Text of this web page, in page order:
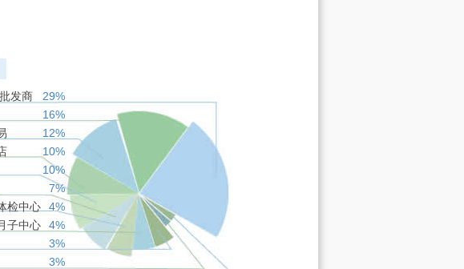
发商
29%
16%
12%
10%
10%
7%
检中心
4%
子中心
4%
3%
3%